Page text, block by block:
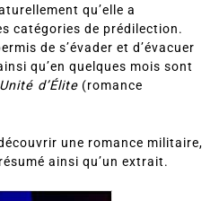
qu’elle a
catégories de prédilection.
de s’évader et d’évacuer
qu’en quelques mois sont
Unité d’Élite (romance
une romance militaire,
ainsi qu’un extrait.